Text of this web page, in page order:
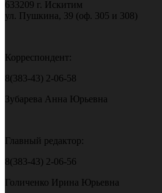
633209 г. Искитим
ул. Пушкина, 39 (оф. 305 и 308)
Корреспондент:
8(383-43) 2-06-58
Зубарева Анна Юрьевна
Главный редактор:
8(383-43) 2-06-56
Голиченко Ирина Юрьевна